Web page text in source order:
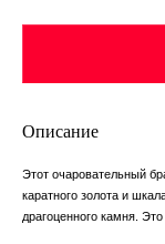
Описание
Этот очаровательный
каратного золота и
драгоценного камня.